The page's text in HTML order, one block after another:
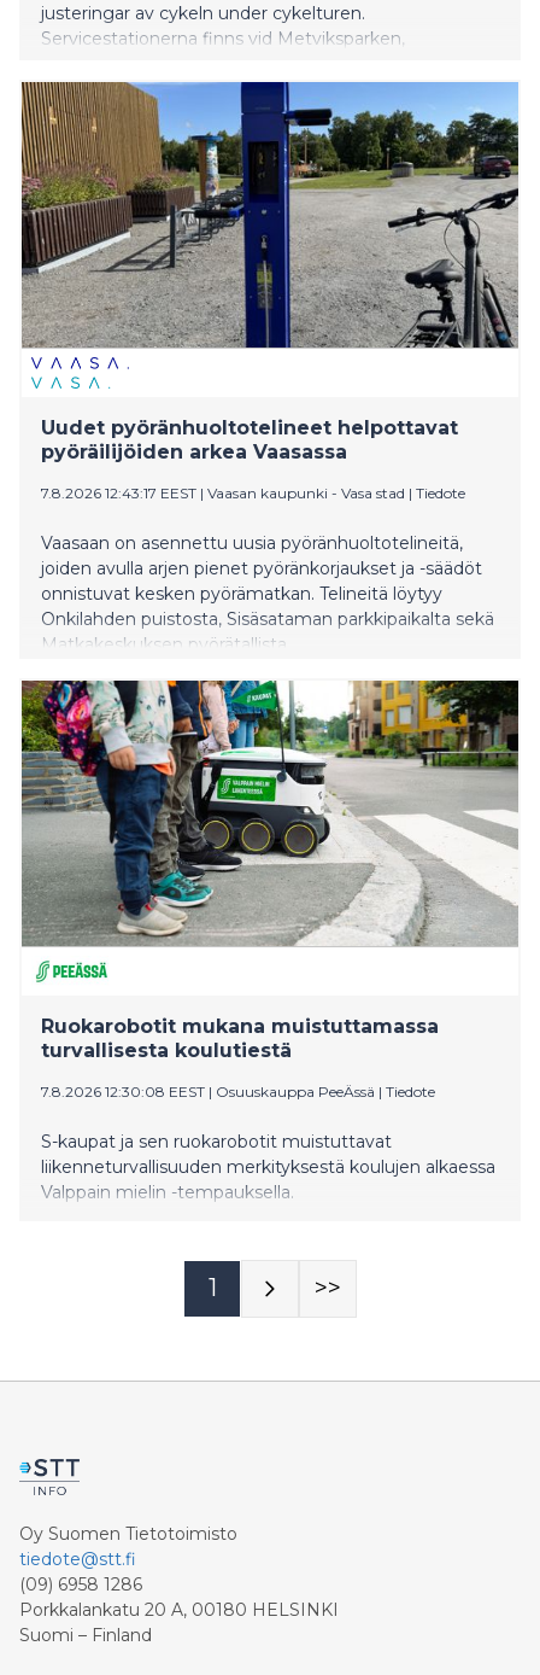
justeringar av cykeln under cykelturen.
Servicestationerna finns vid Metviksparken,
Resecentret.
Uudet pyöränhuoltotelineet helpottavat
pyöräilijöiden arkea Vaasassa
7.8.2026 12:43:17 EEST | Vaasan kaupunki - Vasa stad | Tiedote
Vaasaan on asennettu uusia pyöränhuoltotelineitä,
joiden avulla arjen pienet pyöränkorjaukset ja -säädöt
onnistuvat kesken pyörämatkan. Telineitä löytyy
Onkilahden puistosta, Sisäsataman parkkipaikalta sekä
Matkakeskuksen pyörätallista.
Ruokarobotit mukana muistuttamassa
turvallisesta koulutiestä
7.8.2026 12:30:08 EEST | Osuuskauppa PeeÄssä | Tiedote
S-kaupat ja sen ruokarobotit muistuttavat
liikenneturvallisuuden merkityksestä koulujen alkaessa
Valppain mielin -tempauksella.
1 >>
Oy Suomen Tietotoimisto
tiedote@stt.fi
(09) 6958 1286
Porkkalankatu 20 A, 00180 HELSINKI
Suomi – Finland